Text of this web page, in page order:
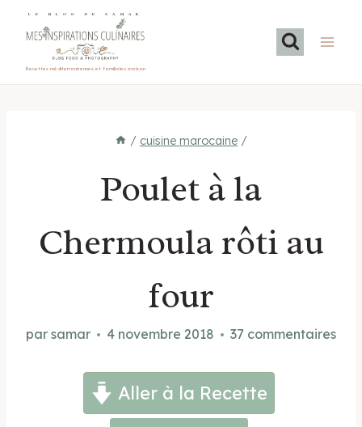
LE BLOG DE SAMAR
Recettes méditerranéennes et familiales maison
/ cuisine marocaine /
Poulet à la
Chermoula rôti au
four
par samar 4 novembre 2018 37 commentaires
Aller à la Recette